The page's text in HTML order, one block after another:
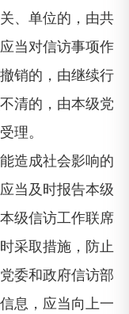
、单位的，由共
当对信访事项作
销的，由继续行
清的，由本级党
理。
造成社会影响的
当及时报告本级
级信访工作联席
采取措施，防止
委和政府信访部
息，应当向上一